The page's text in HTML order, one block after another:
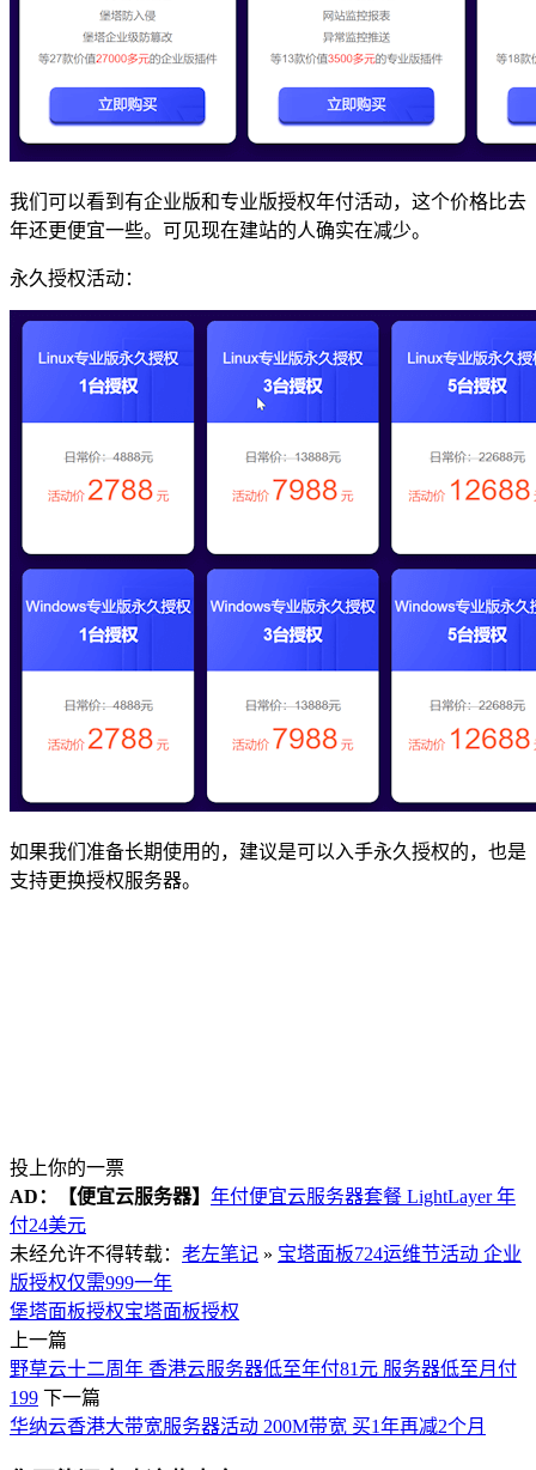
我们可以看到有企业版和专业版授权年付活动，这个价格比去
年还更便宜一些。可见现在建站的人确实在减少。
永久授权活动：
如果我们准备长期使用的，建议是可以入手永久授权的，也是
支持更换授权服务器。
投上你的一票
AD：
【便宜云服务器】 年付便宜云服务器套餐 LightLayer 年
付24美元
未经允许不得转载： 老左笔记 » 宝塔面板724运维节活动 企业
版授权仅需999一年
堡塔面板授权宝塔面板授权
上一篇
野草云十二周年 香港云服务器低至年付81元 服务器低至月付
199 下一篇
华纳云香港大带宽服务器活动 200M带宽 买1年再减2个月